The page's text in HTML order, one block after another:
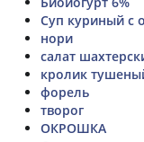
Суп куриный с
нори
салат
кролик
форель
творог
ОКРОШКА